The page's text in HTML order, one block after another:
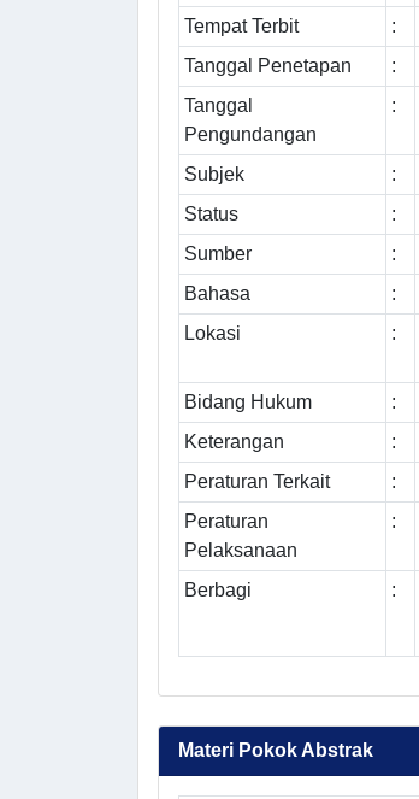
Tempat Terbit
:
Tanggal Penetapan
:
Tanggal
Pengundangan
:
Subjek :
Status
:
Sumber :
Bahasa
:
Lokasi
:
Bidang Hukum
:
Keterangan
:
Peraturan Terkait
:
Peraturan
Pelaksanaan
:
Berbagi :
Materi Pokok Abstrak